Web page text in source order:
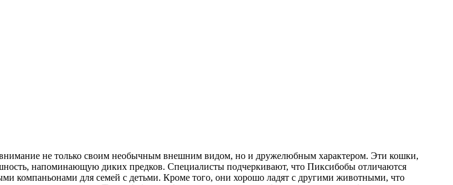
не только своим необычным внешним видом, но и дружелюбным характером. Эти кошки,
напоминающую диких предков. Специалисты подчеркивают, что Пиксибобы отличаются
компаньонами для семей с детьми. Кроме того, они хорошо ладят с другими животными, что